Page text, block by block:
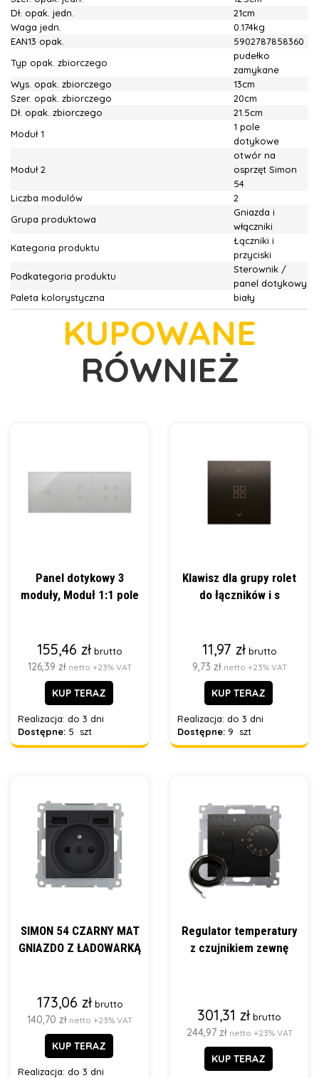
Dł. opak. jedn.
21cm
Waga jedn.
0.174kg
EAN13 opak.
5902787858360
Typ opak. zbiorczego
pudełko
zamykane
Wys. opak. zbiorczego
13cm
Szer. opak. zbiorczego
20cm
Dł. opak. zbiorczego
21.5cm
Moduł 1
1 pole
dotykowe
Moduł 2
otwór na
osprzęt Simon
54
Liczba modulów
2
Grupa produktowa
Gniazda i
włączniki
Kategoria produktu
Łączniki i
przyciski
Podkategoria produktu
Sterownik /
panel dotykowy
Paleta kolorystyczna
biały
KUPOWANE
RÓWNIEŻ
Panel dotykowy 3
moduły, Moduł 1:1 pole
155,46 zł brutto
126,39 zł netto +23% VAT
KUP TERAZ
Realizacja: do 3 dni
Dostępne: 5 szt
Klawisz dla grupy rolet
do łączników i s
11,97 zł brutto
9,73 zł netto +23% VAT
KUP TERAZ
Realizacja: do 3 dni
Dostępne: 9 szt
SIMON 54 CZARNY MAT
GNIAZDO Z ŁADOWARKĄ
173,06 zł brutto
140,70 zł netto +23% VAT
KUP TERAZ
Realizacja: do 3 dni
Regulator temperatury
z czujnikiem zewnę
301,31 zł brutto
244,97 zł netto +23% VAT
KUP TERAZ